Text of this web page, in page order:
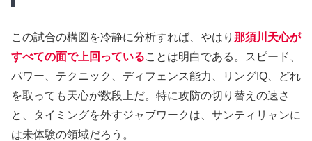
この試合の構図を冷静に分析すれば、やはり 那須川天心が
すべての面で上回っていることは明白である。スピード、
パワー、テクニック、ディフェンス能力、リングIQ、どれ
を取っても天心が数段上だ。特に攻防の切り替えの速さ
と、タイミングを外すジャブワークは、サンティリャンに
は未体験の領域だろう。